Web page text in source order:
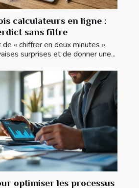
calculateurs en ligne :
sans filtre
« chiffrer en deux minutes »,
surprises et de donner une...
optimiser les processus